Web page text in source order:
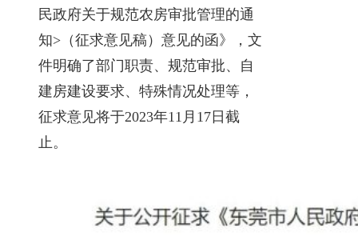
民政府关于规范农房审批管理的通
知>（征求意见稿）意见的函》，文
件明确了部门职责、规范审批、自
建房建设要求、特殊情况处理等，
征求意见将于2023年11月17日截
止。